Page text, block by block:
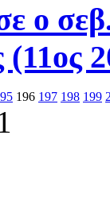
ο
196 197 198 199